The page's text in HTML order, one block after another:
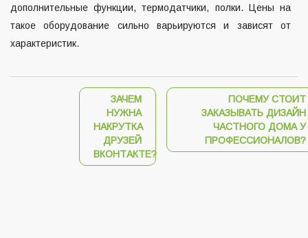
дополнительные функции, термодатчики, полки. Цены на
такое оборудование сильно варьируются и зависят от
характеристик.
ЗАЧЕМ
НУЖНА
НАКРУТКА
ДРУЗЕЙ
ВКОНТАКТЕ?
ПОЧЕМУ СТОИТ
ЗАКАЗЫВАТЬ ДИЗАЙН
ЧАСТНОГО ДОМА У
ПРОФЕССИОНАЛОВ?